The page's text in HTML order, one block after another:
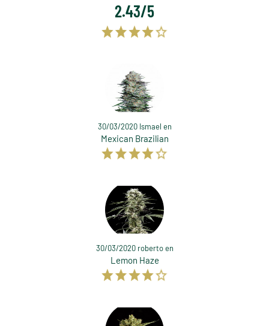
2.43/5
30/03/2020 Ismael en
Mexican Brazilian
30/03/2020 roberto en
Lemon Haze